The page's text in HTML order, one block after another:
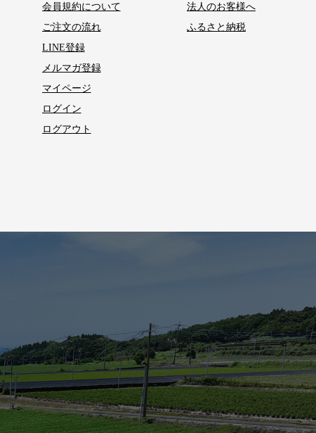
会員規約について
ご注文の流れ
LINE登録
メルマガ登録
マイページ
ログイン
ログアウト
法人のお客様へ
ふるさと納税